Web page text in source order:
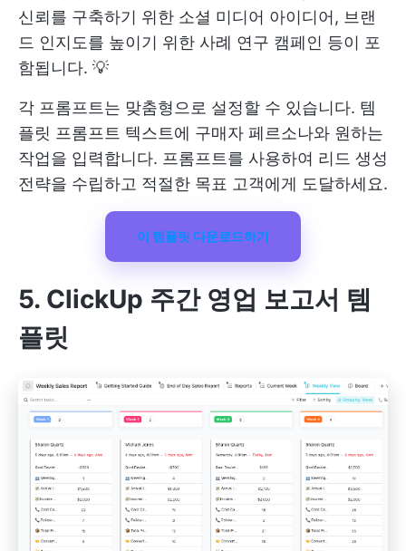
신뢰를 구축하기 위한 소셜 미디어 아이디어, 브랜
드 인지도를 높이기 위한 사례 연구 캠페인 등이 포
함됩니다. 💡
각 프롬프트는 맞춤형으로 설정할 수 있습니다. 템
플릿 프롬프트 텍스트에 구매자 페르소나와 원하는
작업을 입력합니다. 프롬프트를 사용하여 리드 생성
전략을 수립하고 적절한 목표 고객에게 도달하세요.
이 템플릿 다운로드하기
5. ClickUp 주간 영업 보고서 템
플릿